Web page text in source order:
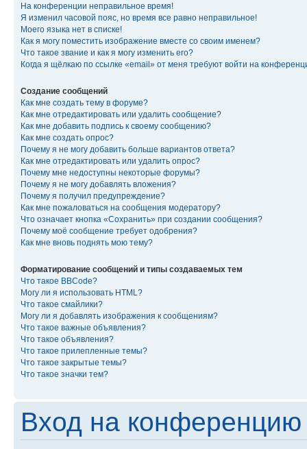
На конференции неправильное время!
Я изменил часовой пояс, но время все равно неправильное!
Моего языка нет в списке!
Как я могу поместить изображение вместе со своим именем?
Что такое звание и как я могу изменить его?
Когда я щёлкаю по ссылке «email» от меня требуют войти на
Создание сообщений
Как мне создать тему в форуме?
Как мне отредактировать или удалить сообщение?
Как мне добавить подпись к своему сообщению?
Как мне создать опрос?
Почему я не могу добавить больше вариантов ответа?
Как мне отредактировать или удалить опрос?
Почему мне недоступны некоторые форумы?
Почему я не могу добавлять вложения?
Почему я получил предупреждение?
Как мне пожаловаться на сообщения модератору?
Что означает кнопка «Сохранить» при создании сообщения?
Почему моё сообщение требует одобрения?
Как мне вновь поднять мою тему?
Форматирование сообщений и типы создаваемых тем
Что такое BBCode?
Могу ли я использовать HTML?
Что такое смайлики?
Могу ли я добавлять изображения к сообщениям?
Что такое важные объявления?
Что такое объявления?
Что такое прилепленные темы?
Что такое закрытые темы?
Что такое значки тем?
Вход на конференцию